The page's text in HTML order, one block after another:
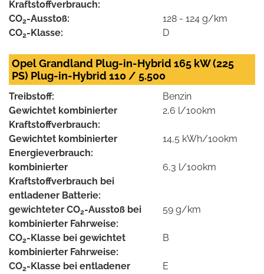
Kraftstoffverbrauch:
CO2-Ausstoß:
128 - 124 g/km
CO2-Klasse: D
Opel Grandland Plug-in-Hybrid 165 kW (225
PS) Plug-in-Hybrid 110 / 5.500
Treibstoff:
Benzin
Gewichtet kombinierter
Kraftstoffverbrauch:
2,6 l/100km
Gewichtet kombinierter
Energieverbrauch:
14,5 kWh/100km
kombinierter
Kraftstoffverbrauch bei
entladener Batterie:
6,3 l/100km
gewichteter CO2-Ausstoß bei
kombinierter Fahrweise:
59 g/km
CO2-Klasse bei gewichtet
kombinierter Fahrweise:
B
CO2-Klasse bei entladener
E